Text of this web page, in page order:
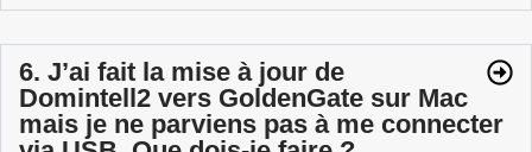
6. J’ai fait la mise à jour de
Domintell2 vers GoldenGate sur Mac
mais je ne parviens pas à me connecter